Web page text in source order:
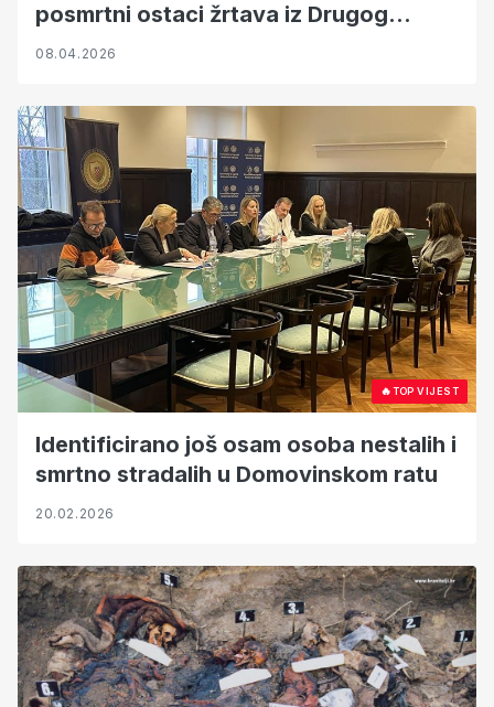
posmrtni ostaci žrtava iz Drugog
svjetskog rata
08.04.2026
🔥TOP VIJEST
Identificirano još osam osoba nestalih i
smrtno stradalih u Domovinskom ratu
20.02.2026